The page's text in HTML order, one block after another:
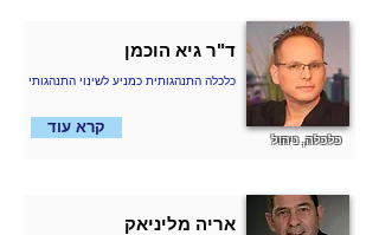
קרא עוד
כלכלה, ניהול
ד"ר גיא הוכמן
כלכלה התנהגותית כמניע לשינוי התנהגותי
אריה מליניאק